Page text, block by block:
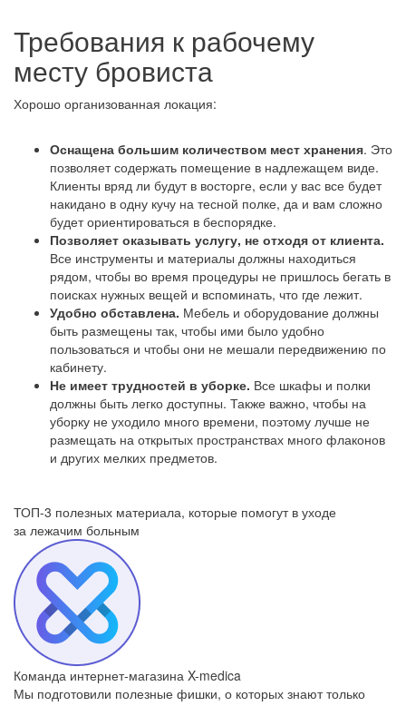
Требования к рабочему
месту бровиста
Хорошо организованная локация:
Оснащена большим количеством мест хранения. Это
позволяет содержать помещение в надлежащем виде.
Клиенты вряд ли будут в восторге, если у вас все будет
накидано в одну кучу на тесной полке, да и вам сложно
будет ориентироваться в беспорядке.
Позволяет оказывать услугу, не отходя от клиента.
Все инструменты и материалы должны находиться
рядом, чтобы во время процедуры не пришлось бегать в
поисках нужных вещей и вспоминать, что где лежит.
Удобно обставлена. Мебель и оборудование должны
быть размещены так, чтобы ими было удобно
пользоваться и чтобы они не мешали передвижению по
кабинету.
Не имеет трудностей в уборке. Все шкафы и полки
должны быть легко доступны. Также важно, чтобы на
уборку не уходило много времени, поэтому лучше не
размещать на открытых пространствах много флаконов
и других мелких предметов.
ТОП-3 полезных материала, которые помогут в уходе
за лежачим больным
Команда интернет-магазина X-medica
Мы подготовили полезные фишки, о которых знают только